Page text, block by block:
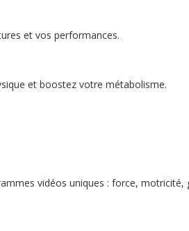
et vos performances.
et boostez votre métabolisme.
vidéos uniques : force,